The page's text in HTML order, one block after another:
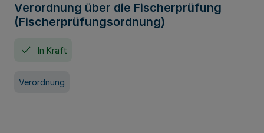
Verordnung über die Fischerprüfung
(Fischerprüfungsordnung)
In Kraft
Verordnung